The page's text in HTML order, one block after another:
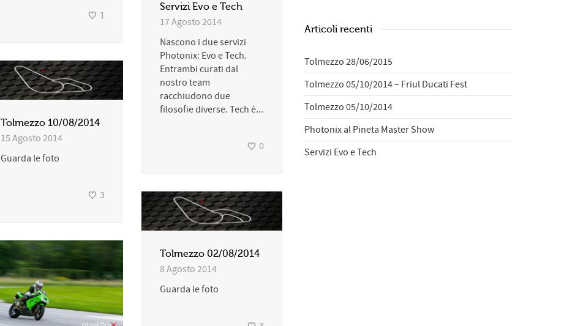
1
Servizi Evo e Tech
17 Agosto 2014
Nascono i due servizi
Photonix: Evo e Tech.
Entrambi curati dal
nostro team
racchiudono due
filosofie diverse. Tech è...
0
Tolmezzo 10/08/2014
15 Agosto 2014
Guarda le foto
3
Tolmezzo 02/08/2014
8 Agosto 2014
Guarda le foto
Articoli recenti
Tolmezzo 28/06/2015
Tolmezzo 05/10/2014 – Friul Ducati Fest
Tolmezzo 05/10/2014
Photonix al Pineta Master Show
Servizi Evo e Tech